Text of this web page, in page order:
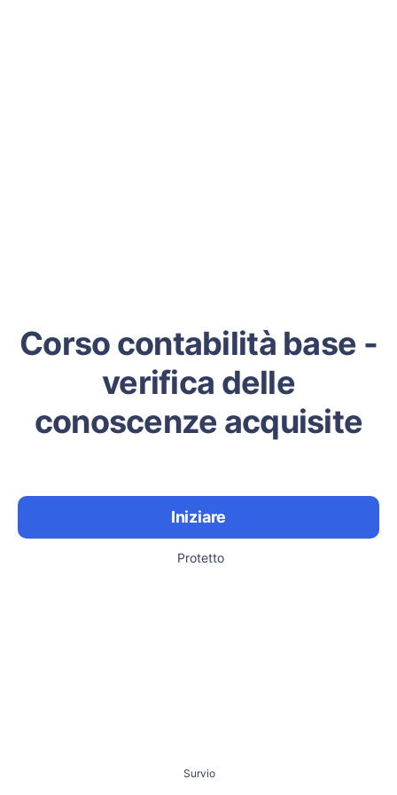
Corso contabilità base -
verifica delle
conoscenze acquisite
Iniziare
Protetto
Survio